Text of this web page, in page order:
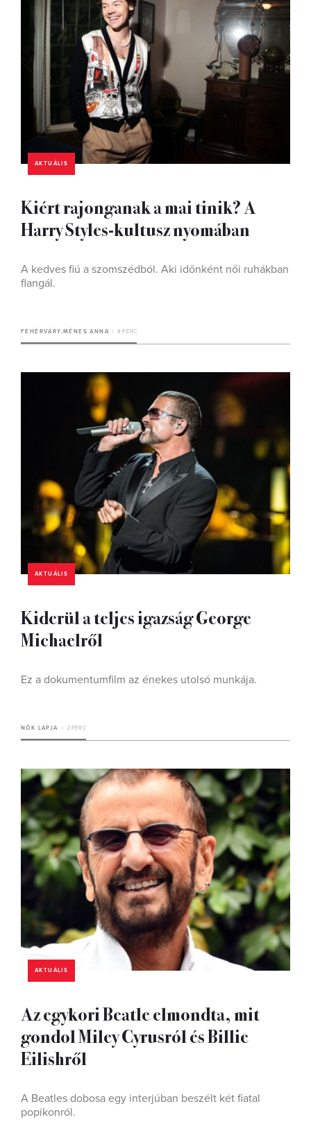
AKTUÁLIS
Kiért rajonganak a mai tinik? A
Harry Styles-kultusz nyomában
A kedves fiú a szomszédból. Aki időnként női ruhákban
flangál.
FEHÉRVÁRY-MÉNES ANNA 8 PERC
AKTUÁLIS
Kiderül a teljes igazság George
Michaelről
Ez a dokumentumfilm az énekes utolsó munkája.
NŐK LAPJA 2 PERC
AKTUÁLIS
Az egykori Beatle elmondta, mit
gondol Miley Cyrusról és Billie
Eilishről
A Beatles dobosa egy interjúban beszélt két fiatal
popikonról.